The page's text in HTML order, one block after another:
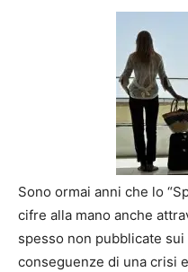
Sono ormai anni che lo
cifre alla mano anche
spesso non pubblicate
conseguenze di una crisi